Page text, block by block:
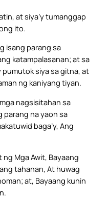
at siya’y tumanggap
ito.
isang parang sa
katampalasanan; at sa
siya sa gitna, at
ng kaniyang tiyan.
nagsisitahan sa
parang na yaon sa
baga’y, Ang
ng Mga Awit, Bayaang
tahanan, At huwag
at, Bayaang kunin